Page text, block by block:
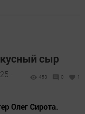
сыр
-
453 0 1
Олег Сирота.